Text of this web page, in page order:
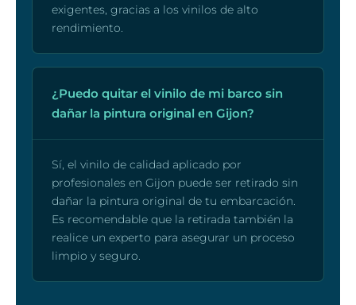
exigentes, gracias a los vinilos de alto
rendimiento.
¿Puedo quitar el vinilo de mi barco sin
dañar la pintura original en Gijon?
Sí, el vinilo de calidad aplicado por
profesionales en Gijon puede ser retirado sin
dañar la pintura original de tu embarcación.
Es recomendable que la retirada también la
realice un experto para asegurar un proceso
limpio y seguro.